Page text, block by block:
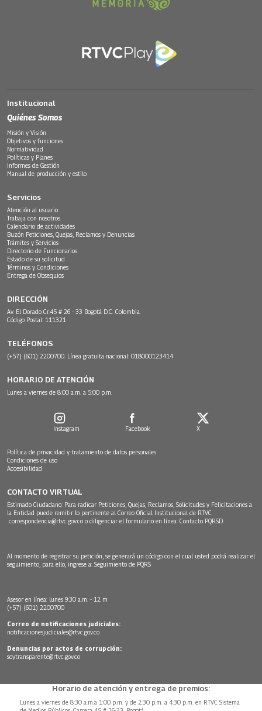
Institucional
Quiénes Somos
Misión y Visión
Objetivos y funciones
Normatividad
Políticas y Planes
Informes de Gestión
Manual de producción y estilo
Servicios
Atención al usuario
Trabaja con nosotros
Calendario de actividades
Buzón Peticiones, Quejas, Reclamos y Denuncias
Trámites y Servicios
Directorio de Funcionarios
Estado de su solicitud
Términos y Condiciones
Entrega de Obsequios
DIRECCIÓN
Av. El Dorado Cr.45 # 26 - 33 Bogotá D.C. Colombia.
Código Postal: 111321
TELÉFONOS
(+57) (601) 2200700. Línea gratuita nacional: 018000123414
HORARIO DE ATENCIÓN
Lunes a viernes de 8:00 a.m. a 5:00 p.m.
Instagram Facebook X
Política de privacidad y tratamiento de datos personales
Condiciones de uso
Accesibilidad
CONTACTO VIRTUAL
Estimado Ciudadano: Para radicar Peticiones, Quejas, Reclamos, Solicitudes y Felicitaciones a
la Entidad puede remitir lo pertinente al Correo Oficial Institucional de RTVC
correspondencia@rtvc.gov.co o diligenciar el formulario en línea: Contacto PQRSD.
Al momento de registrar su petición, se generará un código con el cual usted podrá realizar el
seguimiento, para ello, ingrese a: Seguimiento de PQRS
Asesor en línea: lunes 9:30 a.m. - 12 m
(+57) (601) 2200700
Correo de notificaciones judiciales:
notificacionesjudiciales@rtvc.gov.co
Denuncias por actos de corrupción:
soytransparente@rtvc.gov.co
Horario de atención y entrega de premios:
Lunes a viernes de 8:30 a.m.a 1:00 p.m. y de 2:30 p.m. a 4:30 p.m. en RTVC Sistema